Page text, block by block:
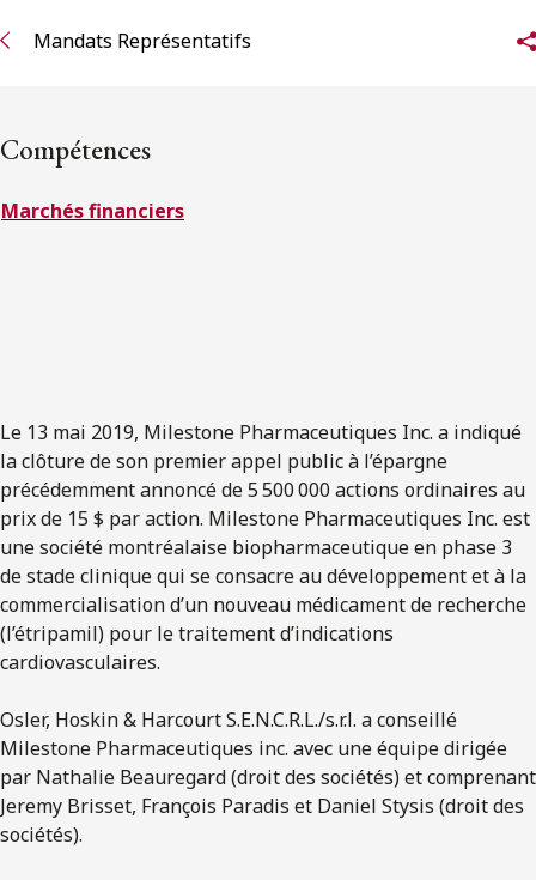
S’abonner aux articles Osler
Mandats Représentatifs
Compétences
Marchés financiers
Le 13 mai 2019, Milestone Pharmaceutiques Inc. a indiqué
la clôture de son premier appel public à l’épargne
précédemment annoncé de 5 500 000 actions ordinaires au
prix de 15 $ par action. Milestone Pharmaceutiques Inc. est
une société montréalaise biopharmaceutique en phase 3
de stade clinique qui se consacre au développement et à la
commercialisation d’un nouveau médicament de recherche
(l’étripamil) pour le traitement d’indications
cardiovasculaires.
Osler, Hoskin & Harcourt S.E.N.C.R.L./s.r.l. a conseillé
Milestone Pharmaceutiques inc. avec une équipe dirigée
par Nathalie Beauregard (droit des sociétés) et comprenant
Jeremy Brisset, François Paradis et Daniel Stysis (droit des
sociétés).